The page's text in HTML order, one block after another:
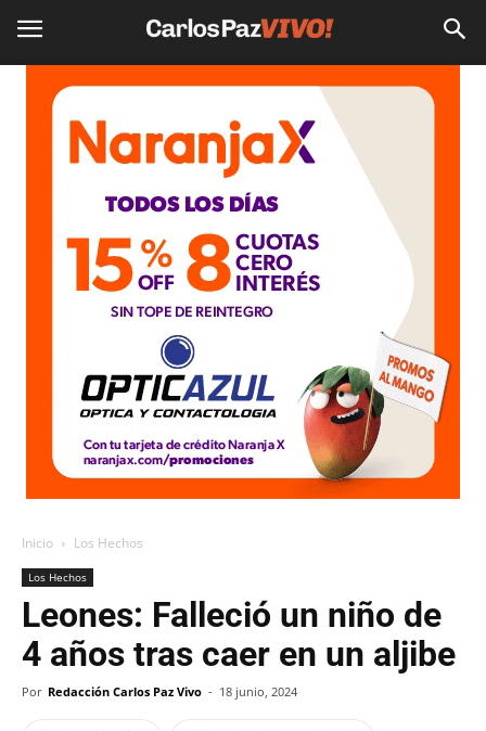
Inicio Los Hechos
Los Hechos
Leones: Falleció un niño de
4 años tras caer en un aljibe
Por Redacción Carlos Paz Vivo - 18 junio, 2024